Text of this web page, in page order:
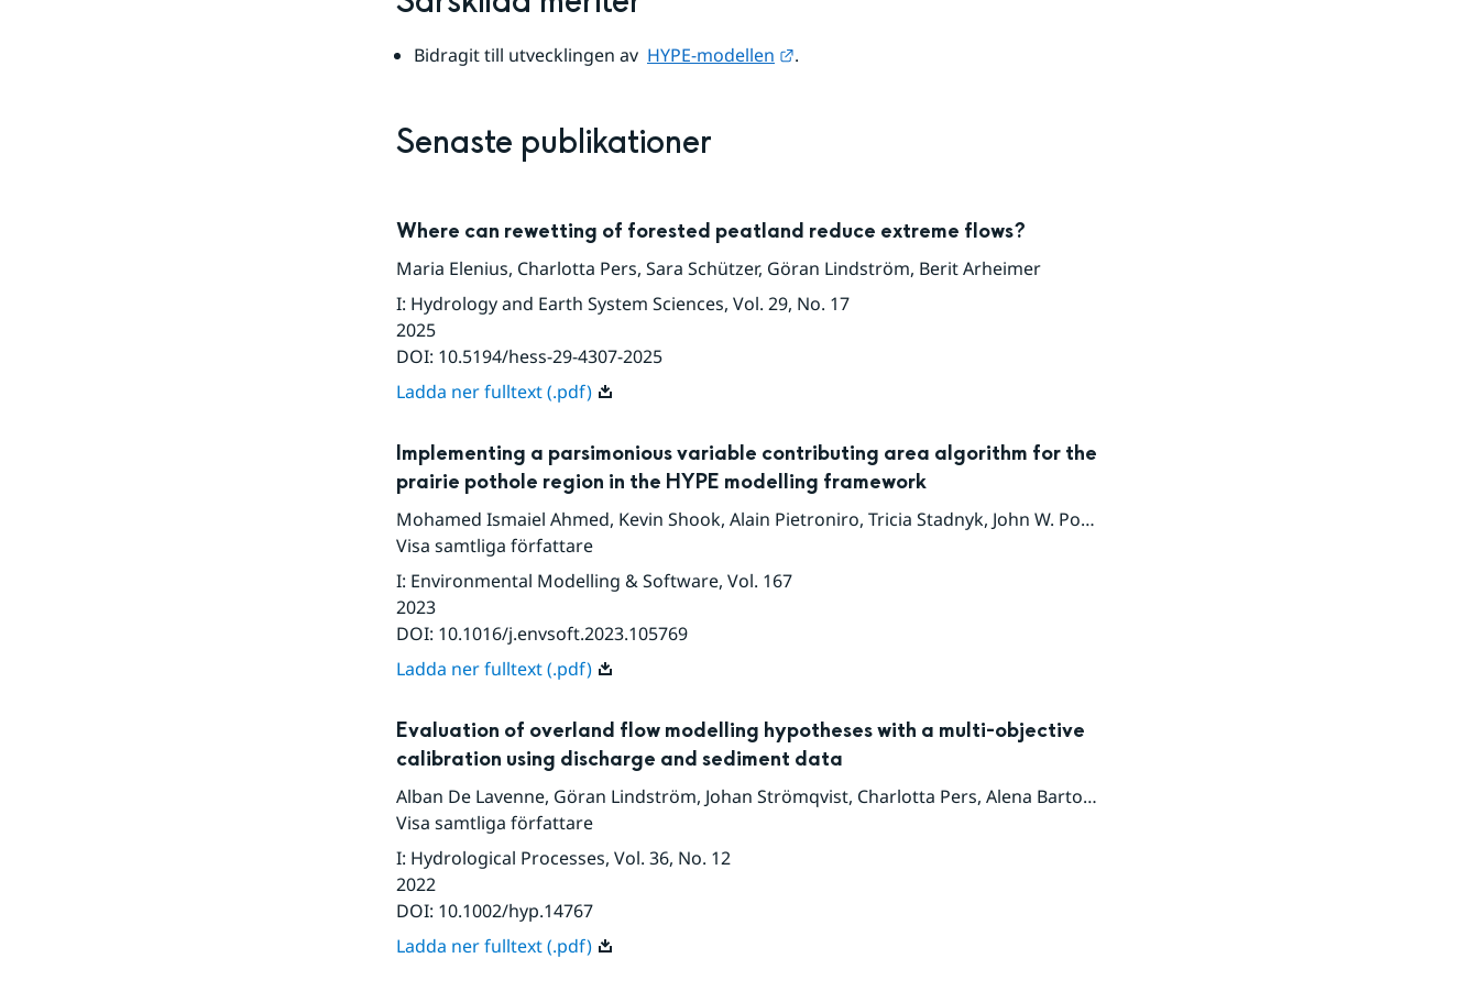
Bidragit till utvecklingen av HYPE-​​​​​​​modellen Länk till annan webbplats.
​​​​​​​.
Senaste publikationer
Where can rewetting of forested peatland reduce extreme flows?
Maria Elenius, Charlotta Pers, Sara Schützer, Göran Lindström, Berit Arheimer
I: Hydrology and Earth System Sciences, Vol. 29, No. 17
2025
DOI: 10.5194/hess-29-4307-2025
Ladda ner fulltext (.pdf)
Implementing a parsimonious variable contributing area algorithm for the
prairie pothole region in the HYPE modelling framework
Mohamed Ismaiel Ahmed, Kevin Shook, Alain Pietroniro, Tricia Stadnyk, John W. Pomeroy
Visa samtliga författare
I: Environmental Modelling & Software, Vol. 167
2023
DOI: 10.1016/j.envsoft.2023.105769
Ladda ner fulltext (.pdf)
Evaluation of overland flow modelling hypotheses with a multi-objective
calibration using discharge and sediment data
Alban De Lavenne, Göran Lindström, Johan Strömqvist, Charlotta Pers, Alena Bartosova
Visa samtliga författare
I: Hydrological Processes, Vol. 36, No. 12
2022
DOI: 10.1002/hyp.14767
Ladda ner fulltext (.pdf)